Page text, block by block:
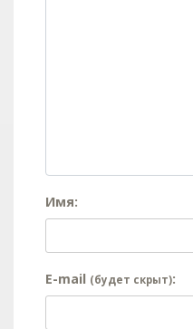
Имя:
E-mail (будет скрыт):